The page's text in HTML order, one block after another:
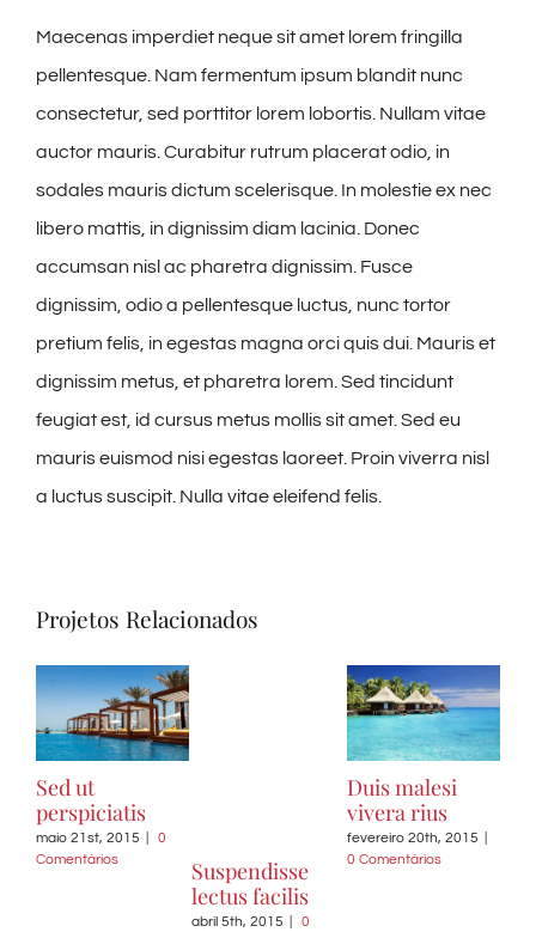
Maecenas imperdiet neque sit amet lorem fringilla
pellentesque. Nam fermentum ipsum blandit nunc
consectetur, sed porttitor lorem lobortis. Nullam vitae
auctor mauris. Curabitur rutrum placerat odio, in
sodales mauris dictum scelerisque. In molestie ex nec
libero mattis, in dignissim diam lacinia. Donec
accumsan nisl ac pharetra dignissim. Fusce
dignissim, odio a pellentesque luctus, nunc tortor
pretium felis, in egestas magna orci quis dui. Mauris et
dignissim metus, et pharetra lorem. Sed tincidunt
feugiat est, id cursus metus mollis sit amet. Sed eu
mauris euismod nisi egestas laoreet. Proin viverra nisl
a luctus suscipit. Nulla vitae eleifend felis.
Projetos Relacionados
Sed ut
perspiciatis
maio 21st, 2015
0
Comentários
Suspendisse
lectus facilis
abril 5th, 2015
0
Duis malesi
vivera rius
fevereiro 20th, 2015
0 Comentários